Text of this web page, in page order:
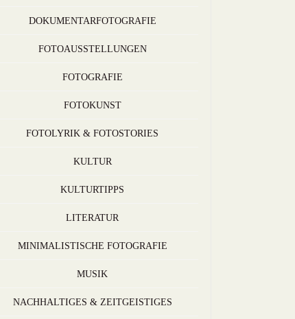
DOKUMENTARFOTOGRAFIE
FOTOAUSSTELLUNGEN
FOTOGRAFIE
FOTOKUNST
FOTOLYRIK & FOTOSTORIES
KULTUR
KULTURTIPPS
LITERATUR
MINIMALISTISCHE FOTOGRAFIE
MUSIK
NACHHALTIGES & ZEITGEISTIGES